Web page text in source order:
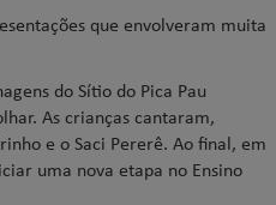
que envolveram muita
do Sítio do Pica Pau
As crianças cantaram,
e o Saci Pererê. Ao final, em
uma nova etapa no Ensino